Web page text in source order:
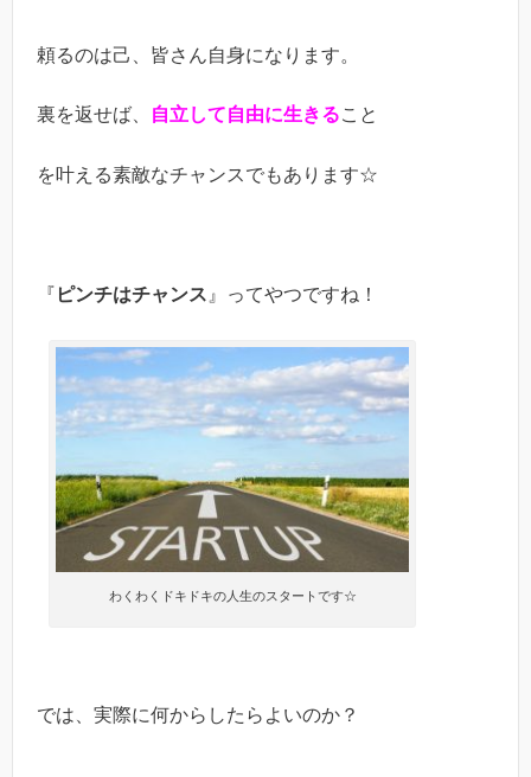
頼るのは己、皆さん自身になります。
裏を返せば、 自立して自由に生きること
を叶える素敵なチャンスでもあります☆
『 ピンチはチャンス 』ってやつですね！
わくわくドキドキの人生のスタートです☆
では、実際に何からしたらよいのか？